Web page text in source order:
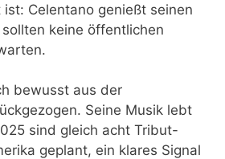
ist: Celentano genießt seinen
keine öffentlichen
bewusst aus der
Seine Musik lebt
sind gleich acht Tribut-
geplant, ein klares Signal